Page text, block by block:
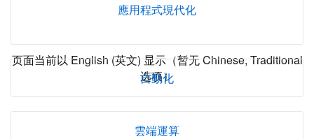
應用程式現代化
页面当前以 English (英文) 显示（暂无 Chinese, Traditional
选项）
自動化
雲端運算